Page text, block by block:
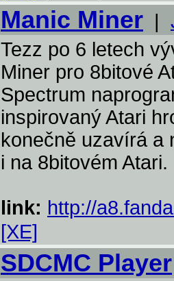
Manic Miner |
Tezz po 6 letech
Miner pro 8bitové
Spectrum
inspirovaný Atari
konečně uzavírá a
i na 8bitovém Atari.
link: http://
[XE]
SDCMC Player